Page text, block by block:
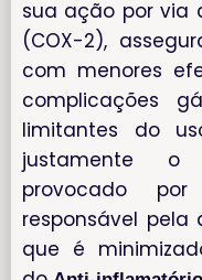
sua ação por via
(COX-2),
com menores
complicações
limitantes do
justamente o
provocado
responsável
que é